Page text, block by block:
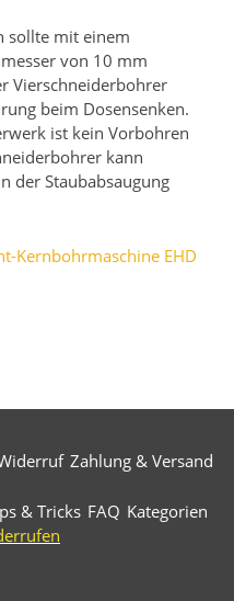
sollte mit einem
von 10 mm
Vierschneiderbohrer
beim Dosensenken.
ist kein Vorbohren
kann
der Staubabsaugung
Kernbohrmaschine EHD
Zahlung & Versand
& Tricks FAQ Kategorien